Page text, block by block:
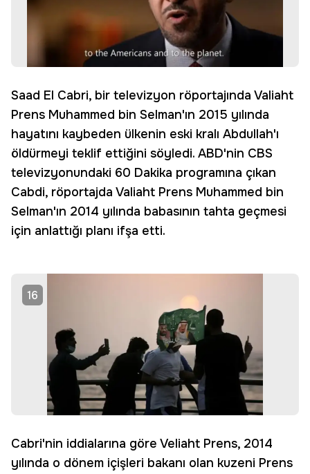
Saad El Cabri, bir televizyon röportajında Valiaht
Prens Muhammed bin Selman'ın 2015 yılında
hayatını kaybeden ülkenin eski kralı Abdullah'ı
öldürmeyi teklif ettiğini söyledi. ABD'nin CBS
televizyonundaki 60 Dakika programına çıkan
Cabdi, röportajda Valiaht Prens Muhammed bin
Selman'ın 2014 yılında babasının tahta geçmesi
için anlattığı planı ifşa etti.
16
Cabri'nin iddialarına göre Veliaht Prens, 2014
yılında o dönem içişleri bakanı olan kuzeni Prens